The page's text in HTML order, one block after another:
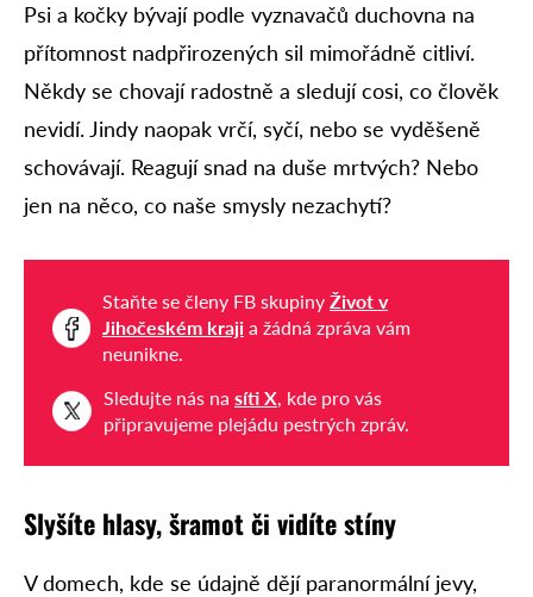
Psi a kočky bývají podle vyznavačů duchovna na
přítomnost nadpřirozených sil mimořádně citliví.
Někdy se chovají radostně a sledují cosi, co člověk
nevidí. Jindy naopak vrčí, syčí, nebo se vyděšeně
schovávají. Reagují snad na duše mrtvých? Nebo
jen na něco, co naše smysly nezachytí?
Staňte se členy FB skupiny Život v
Jihočeském kraji a žádná zpráva vám
neunikne.
Sledujte nás na síti X, kde pro vás
připravujeme plejádu pestrých zpráv.
Slyšíte hlasy, šramot či vidíte stíny
V domech, kde se údajně dějí paranormální jevy,